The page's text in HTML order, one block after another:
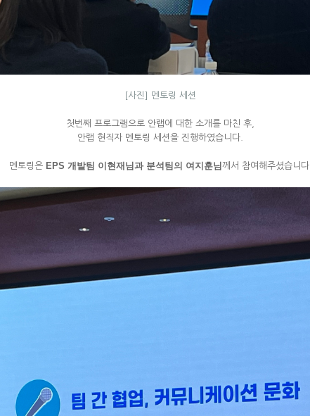
[사진] 멘토링 세션
첫번째 프로그램으로 안랩에 대한 소개를 마친 후,
안랩 현직자 멘토링 세션을 진행하였습니다.
멘토링은 EPS 개발팀 이현재님과 분석팀의 여지훈님 께서 참여해주셨습니다.